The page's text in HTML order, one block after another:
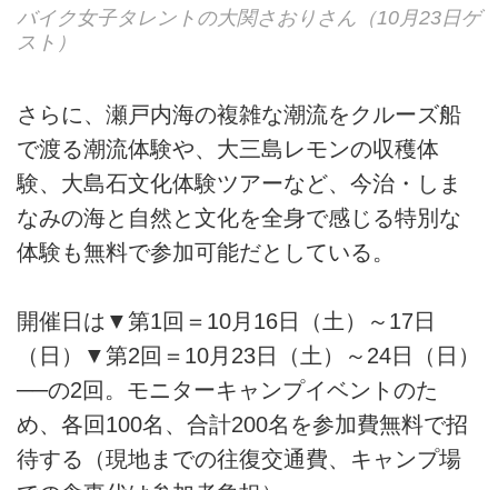
バイク女子タレントの大関さおりさん（10月23日ゲ
スト）
さらに、瀬戸内海の複雑な潮流をクルーズ船
で渡る潮流体験や、大三島レモンの収穫体
験、大島石文化体験ツアーなど、今治・しま
なみの海と自然と文化を全身で感じる特別な
体験も無料で参加可能だとしている。
開催日は▼第1回＝10月16日（土）～17日
（日）▼第2回＝10月23日（土）～24日（日）
──の2回。モニターキャンプイベントのた
め、各回100名、合計200名を参加費無料で招
待する（現地までの往復交通費、キャンプ場